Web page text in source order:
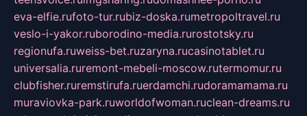
eva-elfie.rufoto-tur.rubiz-doska.rumetropoltravel.ru
veslo-i-yakor.ruborodino-media.rurostotsky.ru
regionufa.ruweiss-bet.ruzaryna.rucasinotablet.ru
universalia.ruremont-mebeli-moscow.rutermomur.ru
clubfisher.ruremstirufa.ruerdamchi.rudoramamama.ru
muraviovka-park.ruworldofwoman.ruclean-dreams.ru